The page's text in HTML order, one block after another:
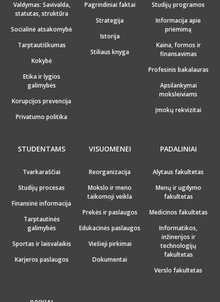
Valdymas: Savivalda,
statutas, struktūra
Socialinė atsakomybė
Tarptautiškumas
Kokybė
Etika ir lygios
galimybės
Korupcijos prevencija
Privatumo politika
Pagrindiniai faktai
Strategija
Istorija
Stiliaus knyga
Studijų programos
Informacija apie
priėmimą
Kaina, formos ir
finansavimas
Profesinis bakalauras
Apsilankymai
moksleiviams
Įmokų rekvizitai
STUDENTAMS
Tvarkaraščiai
Studijų procesas
Finansinė informacija
Tarptautinės
galimybės
Sportas ir laisvalaikis
Karjeros paslaugos
VISUOMENEI
Reorganizacija
Mokslo ir meno
taikomoji veikla
Prekės ir paslaugos
Edukacinės paslaugos
Viešieji pirkimai
Dokumentai
PADALINIAI
Alytaus fakultetas
Menų ir ugdymo
fakultetas
Medicinos fakultetas
Informatikos,
inžinerijos ir
technologijų
fakultetas
Verslo fakultetas